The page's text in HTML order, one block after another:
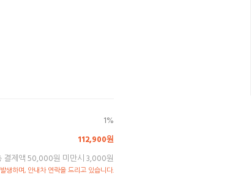
1%
112,900원
결제액 50,000원 미만시 3,000원
생하며, 안내차 연락을 드리고 있습니다.